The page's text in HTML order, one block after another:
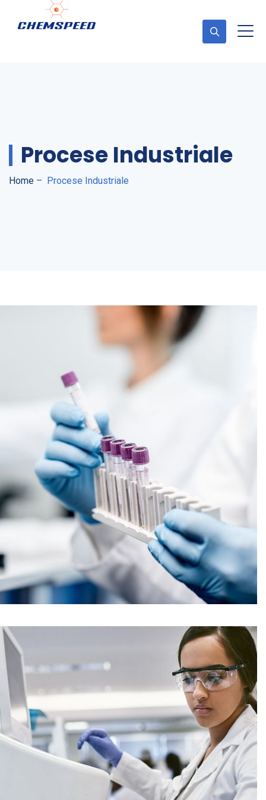
Procese Industriale
Home – Procese Industriale
Reactoare cu microunde continue